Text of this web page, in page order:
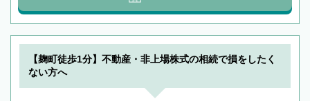
【麹町徒歩1分】不動産・非上場株式の相続で損をしたく
ない方へ